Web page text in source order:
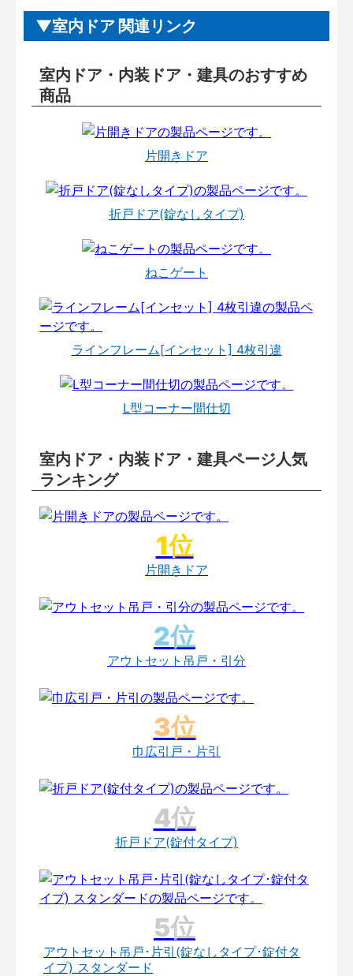
室内ドア 関連リンク
室内ドア・内装ドア・建具のおすすめ
商品
片開きドア
折戸ドア(錠なしタイプ)
ねこゲート
ラインフレーム[インセット] 4枚引違
L型コーナー間仕切
室内ドア・内装ドア・建具ページ人気
ランキング
片開きドア
アウトセット吊戸・引分
巾広引戸・片引
折戸ドア(錠付タイプ)
アウトセット吊戸･片引(錠なしタイプ･錠付タ
イプ) スタンダード